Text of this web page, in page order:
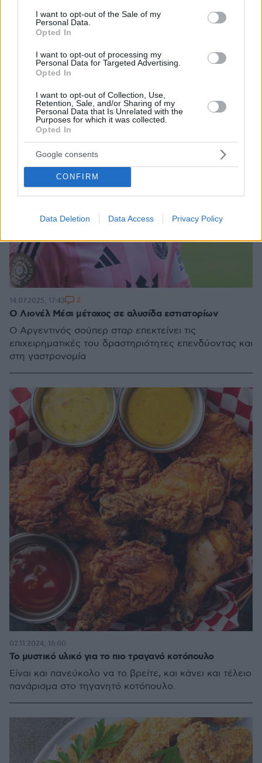
consent section.
I want to opt-out of the Sale of my
Personal Data.
Opted In
I want to opt-out of processing my
Personal Data for Targeted Advertising.
Opted In
I want to opt-out of Collection, Use,
Retention, Sale, and/or Sharing of my
Personal Data that Is Unrelated with the
Purposes for which it was collected.
Opted In
Google consents
CONFIRM
Data Deletion Data Access Privacy Policy
τεχνική τεμπούρα
Ο Λιονέλ Μέσι μέτοχος σε αλυσίδα εστιατορίων
Ο Αργεντινός σούπερ σταρ επεκτείνει τις
επιχειρηματικές του δραστηριότητες επενδύοντας και
στη γαστρονομία
14.07.2025, 17:43 2
Το μυστικό υλικό για το πιο τραγανό κοτόπουλο
Είναι και πανεύκολο να το βρείτε, και κάνει και τέλειο
πανάρισμα στο τηγανητό κοτόπουλο.
02.11.2024, 16:00